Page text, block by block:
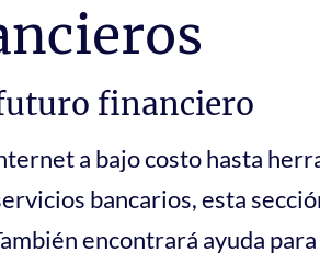
financiero
a bajo costo hasta
bancarios, esta
encontrará ayuda